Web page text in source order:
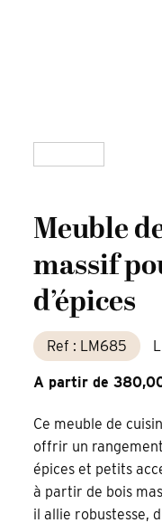
Meuble
massif
d’épices
Ref : LM685
A partir de
Ce meuble de
offrir un
épices et petits
à partir de bois
il allie robustesse,